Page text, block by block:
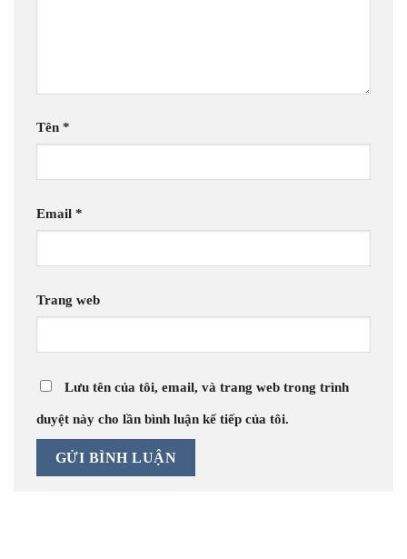
Tên *
Email *
Trang web
Lưu tên của tôi, email, và trang web trong trình
duyệt này cho lần bình luận kế tiếp của tôi.